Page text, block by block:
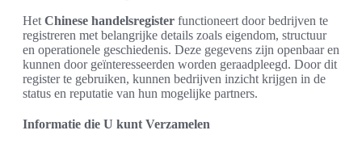
Het Chinese handelsregister functioneert door bedrijven te
registreren met belangrijke details zoals eigendom, structuur
en operationele geschiedenis. Deze gegevens zijn openbaar en
kunnen door geïnteresseerden worden geraadpleegd. Door dit
register te gebruiken, kunnen bedrijven inzicht krijgen in de
status en reputatie van hun mogelijke partners.
Informatie die U kunt Verzamelen